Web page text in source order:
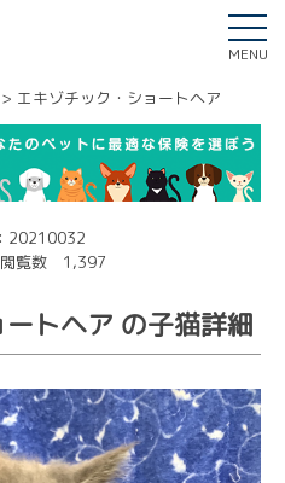
MENU
エキゾチック・ショートヘア
20210032
閲覧数 1,397
トヘア の子猫詳細